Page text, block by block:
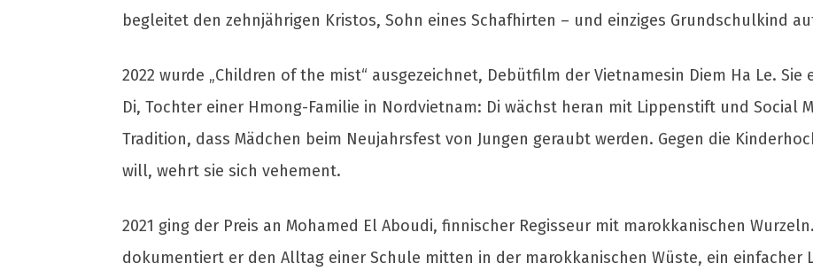
begleitet den zehnjährigen Kristos, Sohn eines Schafhirten – und einziges Grundschulkind
2022 wurde „Children of the mist“ ausgezeichnet, Debütfilm der Vietnamesin Diem Ha Le.
Di, Tochter einer Hmong-Familie in Nordvietnam: Di wächst heran mit Lippenstift und Social
Tradition, dass Mädchen beim Neujahrsfest von Jungen geraubt werden. Gegen die
will, wehrt sie sich vehement.
2021 ging der Preis an Mohamed El Aboudi, finnischer Regisseur mit marokkanischen
dokumentiert er den Alltag einer Schule mitten in der marokkanischen Wüste, ein einfacher